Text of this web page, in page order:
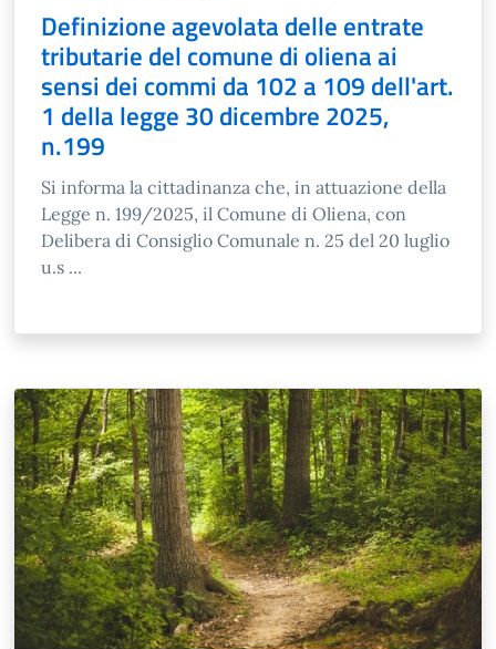
Definizione agevolata delle entrate
tributarie del comune di oliena ai
sensi dei commi da 102 a 109 dell'art.
1 della legge 30 dicembre 2025,
n.199
Si informa la cittadinanza che, in attuazione della
Legge n. 199/2025, il Comune di Oliena, con
Delibera di Consiglio Comunale n. 25 del 20 luglio
u.s ...